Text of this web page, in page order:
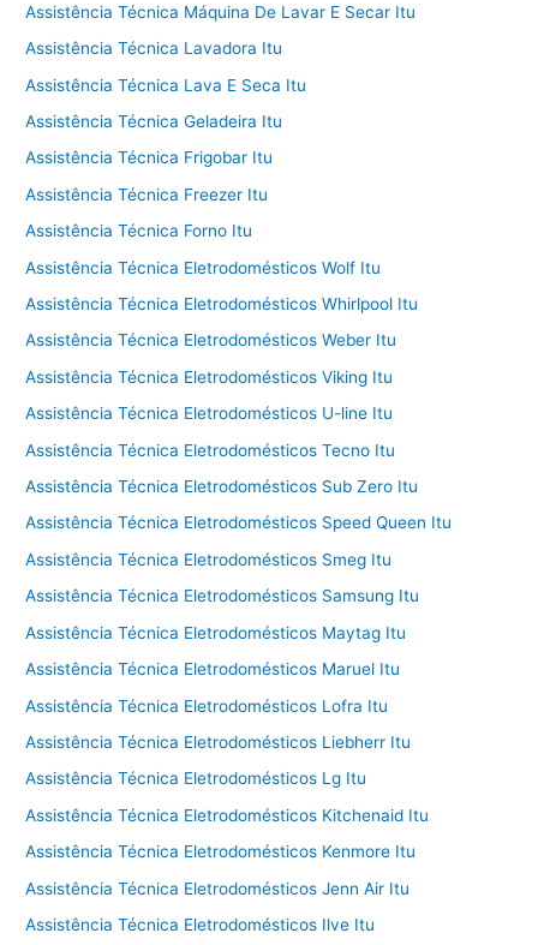
Assistência Técnica Máquina De Lavar E Secar Itu
Assistência Técnica Lavadora Itu
Assistência Técnica Lava E Seca Itu
Assistência Técnica Geladeira Itu
Assistência Técnica Frigobar Itu
Assistência Técnica Freezer Itu
Assistência Técnica Forno Itu
Assistência Técnica Eletrodomésticos Wolf Itu
Assistência Técnica Eletrodomésticos Whirlpool Itu
Assistência Técnica Eletrodomésticos Weber Itu
Assistência Técnica Eletrodomésticos Viking Itu
Assistência Técnica Eletrodomésticos U-line Itu
Assistência Técnica Eletrodomésticos Tecno Itu
Assistência Técnica Eletrodomésticos Sub Zero Itu
Assistência Técnica Eletrodomésticos Speed Queen Itu
Assistência Técnica Eletrodomésticos Smeg Itu
Assistência Técnica Eletrodomésticos Samsung Itu
Assistência Técnica Eletrodomésticos Maytag Itu
Assistência Técnica Eletrodomésticos Maruel Itu
Assistência Técnica Eletrodomésticos Lofra Itu
Assistência Técnica Eletrodomésticos Liebherr Itu
Assistência Técnica Eletrodomésticos Lg Itu
Assistência Técnica Eletrodomésticos Kitchenaid Itu
Assistência Técnica Eletrodomésticos Kenmore Itu
Assistência Técnica Eletrodomésticos Jenn Air Itu
Assistência Técnica Eletrodomésticos Ilve Itu